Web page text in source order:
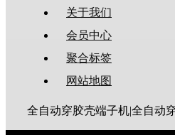
关于我们
会员中心
聚合标签
网站地图